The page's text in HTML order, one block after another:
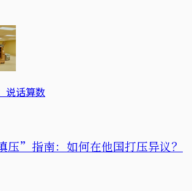
说话算数
压”指南：如何在他国打压异议？